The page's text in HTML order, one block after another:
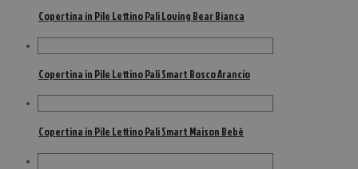
Copertina in Pile Lettino Pali Loving Bear Bianca
Copertina in Pile Lettino Pali Smart Bosco Arancio
Copertina in Pile Lettino Pali Smart Maison Bebè